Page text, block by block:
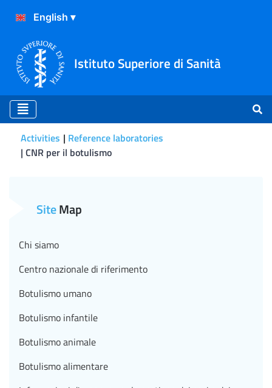
Istituto Superiore di Sanità
Activities
Reference laboratories
CNR per il botulismo
SiteMap
Chi siamo
Centro nazionale di riferimento
Botulismo umano
Botulismo infantile
Botulismo animale
Botulismo alimentare